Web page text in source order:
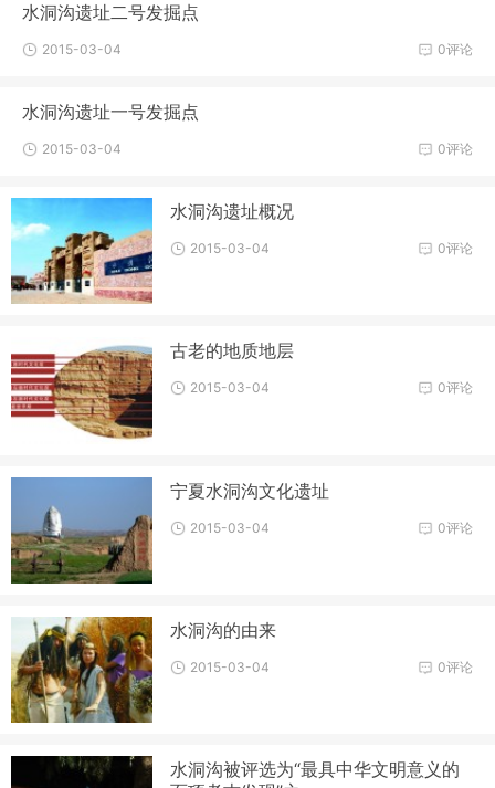
水洞沟遗址二号发掘点
0评论
2015-03-04
水洞沟遗址一号发掘点
0评论
2015-03-04
水洞沟遗址概况
0评论
2015-03-04
古老的地质地层
0评论
2015-03-04
宁夏水洞沟文化遗址
0评论
2015-03-04
水洞沟的由来
0评论
2015-03-04
水洞沟被评选为“最具中华文明意义的